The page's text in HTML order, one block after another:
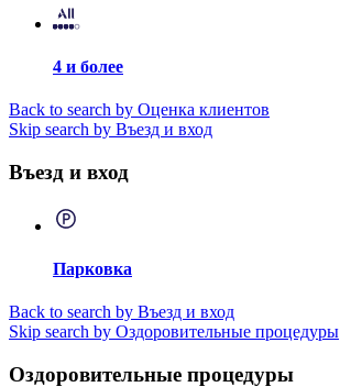
4 и более
Back to search by Оценка клиентов
Skip search by Въезд и вход
Въезд и вход
Парковка
Back to search by Въезд и вход
Skip search by Оздоровительные процедуры
Оздоровительные процедуры